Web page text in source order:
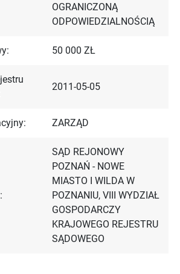
OGRANICZONĄ
ODPOWIEDZIALNOŚCIĄ
50 000 ZŁ
2011-05-05
ZARZĄD
SĄD REJONOWY
POZNAŃ - NOWE
MIASTO I WILDA W
POZNANIU, VIII WYDZIAŁ
GOSPODARCZY
KRAJOWEGO REJESTRU
SĄDOWEGO